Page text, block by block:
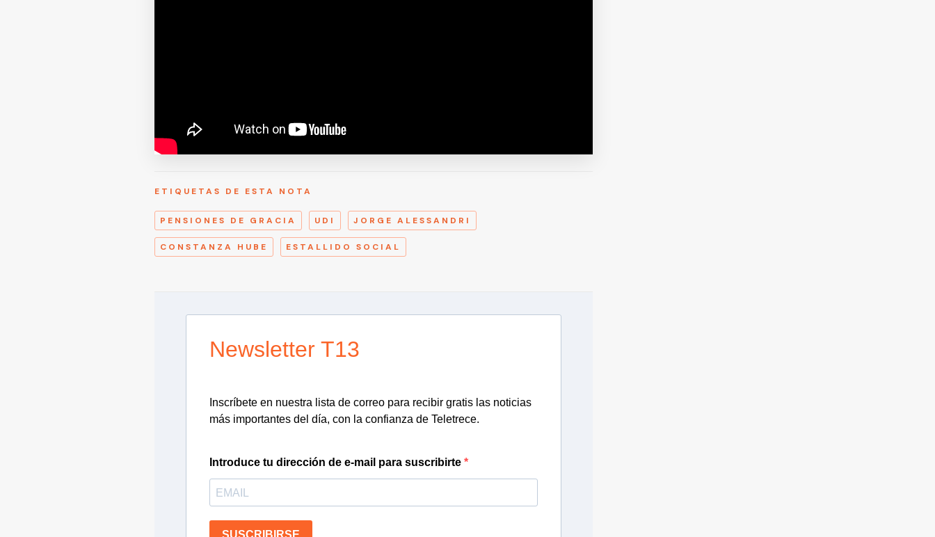
ETIQUETAS DE ESTA NOTA
PENSIONES DE GRACIA UDI JORGE ALESSANDRI
CONSTANZA HUBE ESTALLIDO SOCIAL
Newsletter T13
Inscríbete en nuestra lista de correo para recibir gratis las noticias
más importantes del día, con la confianza de Teletrece.
Introduce tu dirección de e-mail para suscribirte
SUSCRIBIRSE